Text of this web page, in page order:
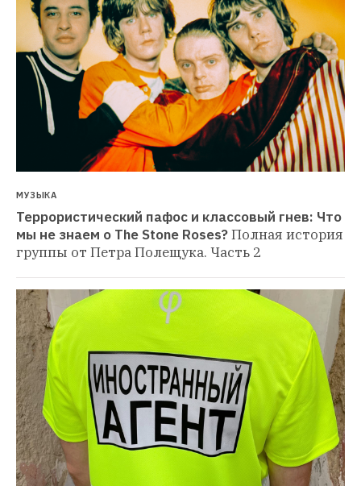
МУЗЫКА
Террористический пафос и классовый гнев: Что
мы не знаем о The Stone Roses?Полная история
группы от Петра Полещука. Часть 2